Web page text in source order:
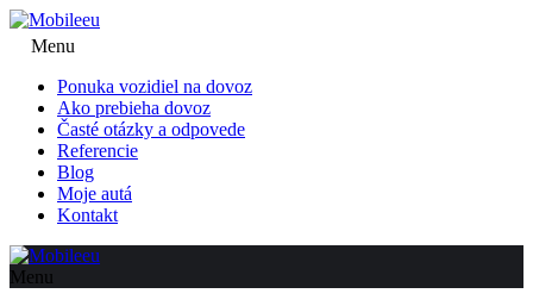
Menu
Ponuka vozidiel na dovoz
Ako prebieha dovoz
Časté otázky a odpovede
Referencie
Blog
Moje autá
Kontakt
Menu